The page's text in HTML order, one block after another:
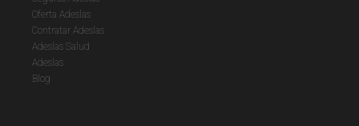
Oferta Adeslas
Contratar Adeslas
Adeslas Salud
Adeslas
Blog